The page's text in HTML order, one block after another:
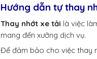
Hướng dẫn tự thay
Thay nhớt xe tải là việc
mang đến xưởng dịch vụ.
Để đảm bảo cho việc thay